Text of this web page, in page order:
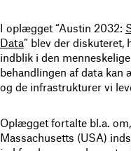
I oplægget “Austin 2032:
Data” blev der diskuteret,
indblik i den
behandlingen af data kan
og de infrastrukturer vi
Oplægget fortalte bl.a.
Massachusetts (USA)